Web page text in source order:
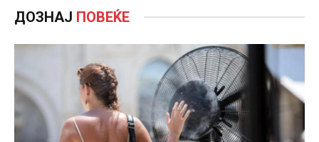
ДОЗНАЈ ПОВЕЌЕ